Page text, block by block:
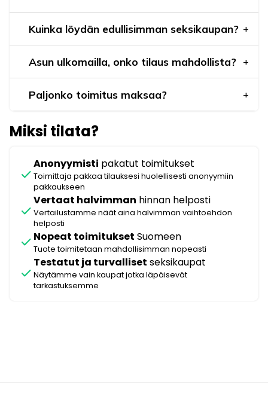
Kuinka löydän edullisimman seksikaupan?
Asun ulkomailla, onko tilaus mahdollista?
Paljonko toimitus maksaa?
Miksi tilata?
check
Anonyymisti pakatut toimitukset
Toimittaja pakkaa tilauksesi huolellisesti anonyymiin
pakkaukseen
check
Vertaat halvimman hinnan helposti
Vertailustamme näät aina halvimman vaihtoehdon
helposti
check Nopeat toimitukset Suomeen
Tuote toimitetaan mahdollisimman nopeasti
check
Testatut ja turvalliset seksikaupat
Näytämme vain kaupat jotka läpäisevät
tarkastuksemme